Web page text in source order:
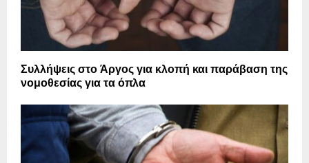
Συλλήψεις στο Άργος για κλοπή και παράβαση της
νομοθεσίας για τα όπλα